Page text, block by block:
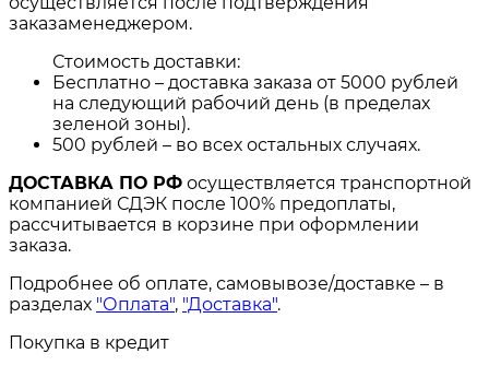
заказаменеджером.
Стоимость доставки:
Бесплатно – доставка заказа от 5000 рублей
на следующий рабочий день (в пределах
зеленой зоны).
500 рублей – во всех остальных случаях.
ДОСТАВКА ПО РФ осуществляется транспортной
компанией СДЭК после 100% предоплаты,
рассчитывается в корзине при оформлении
заказа.
Подробнее об оплате, самовывозе/доставке – в
разделах "Оплата", "Доставка".
Покупка в кредит